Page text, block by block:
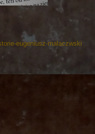
eugeniusz-malaczwski